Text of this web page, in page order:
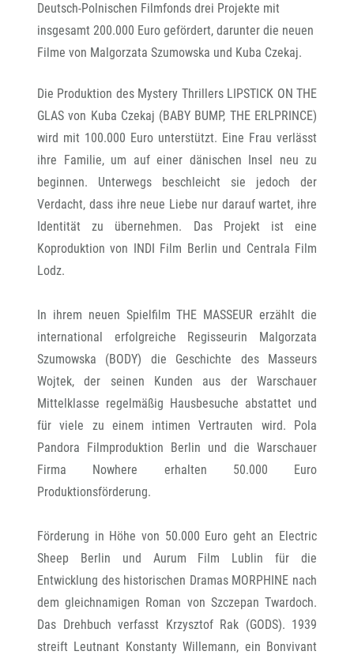
Deutsch-Polnischen Filmfonds drei Projekte mit
insgesamt 200.000 Euro gefördert, darunter die neuen
Filme von Malgorzata Szumowska und Kuba Czekaj.
Die Produktion des Mystery Thrillers LIPSTICK ON THE
GLAS von Kuba Czekaj (BABY BUMP, THE ERLPRINCE)
wird mit 100.000 Euro unterstützt. Eine Frau verlässt
ihre Familie, um auf einer dänischen Insel neu zu
beginnen. Unterwegs beschleicht sie jedoch der
Verdacht, dass ihre neue Liebe nur darauf wartet, ihre
Identität zu übernehmen. Das Projekt ist eine
Koproduktion von INDI Film Berlin und Centrala Film
Lodz.
In ihrem neuen Spielfilm THE MASSEUR erzählt die
international erfolgreiche Regisseurin Malgorzata
Szumowska (BODY) die Geschichte des Masseurs
Wojtek, der seinen Kunden aus der Warschauer
Mittelklasse regelmäßig Hausbesuche abstattet und
für viele zu einem intimen Vertrauten wird. Pola
Pandora Filmproduktion Berlin und die Warschauer
Firma Nowhere erhalten 50.000 Euro
Produktionsförderung.
Förderung in Höhe von 50.000 Euro geht an Electric
Sheep Berlin und Aurum Film Lublin für die
Entwicklung des historischen Dramas MORPHINE nach
dem gleichnamigen Roman von Szczepan Twardoch.
Das Drehbuch verfasst Krzysztof Rak (GODS). 1939
streift Leutnant Konstanty Willemann, ein Bonvivant